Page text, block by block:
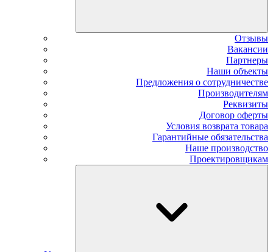
Отзывы
Вакансии
Партнеры
Наши объекты
Предложения о сотрудничестве
Производителям
Реквизиты
Договор оферты
Условия возврата товара
Гарантийные обязательства
Наше производство
Проектировщикам